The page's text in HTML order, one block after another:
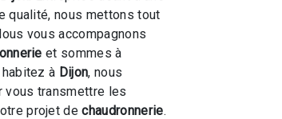
qualité, nous mettons tout
vous accompagnons
et sommes à
à Dijon, nous
vous transmettre les
projet dechaudronnerie.